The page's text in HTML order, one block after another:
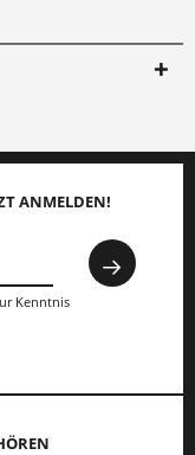
ANMELDEN!
Kenntnis